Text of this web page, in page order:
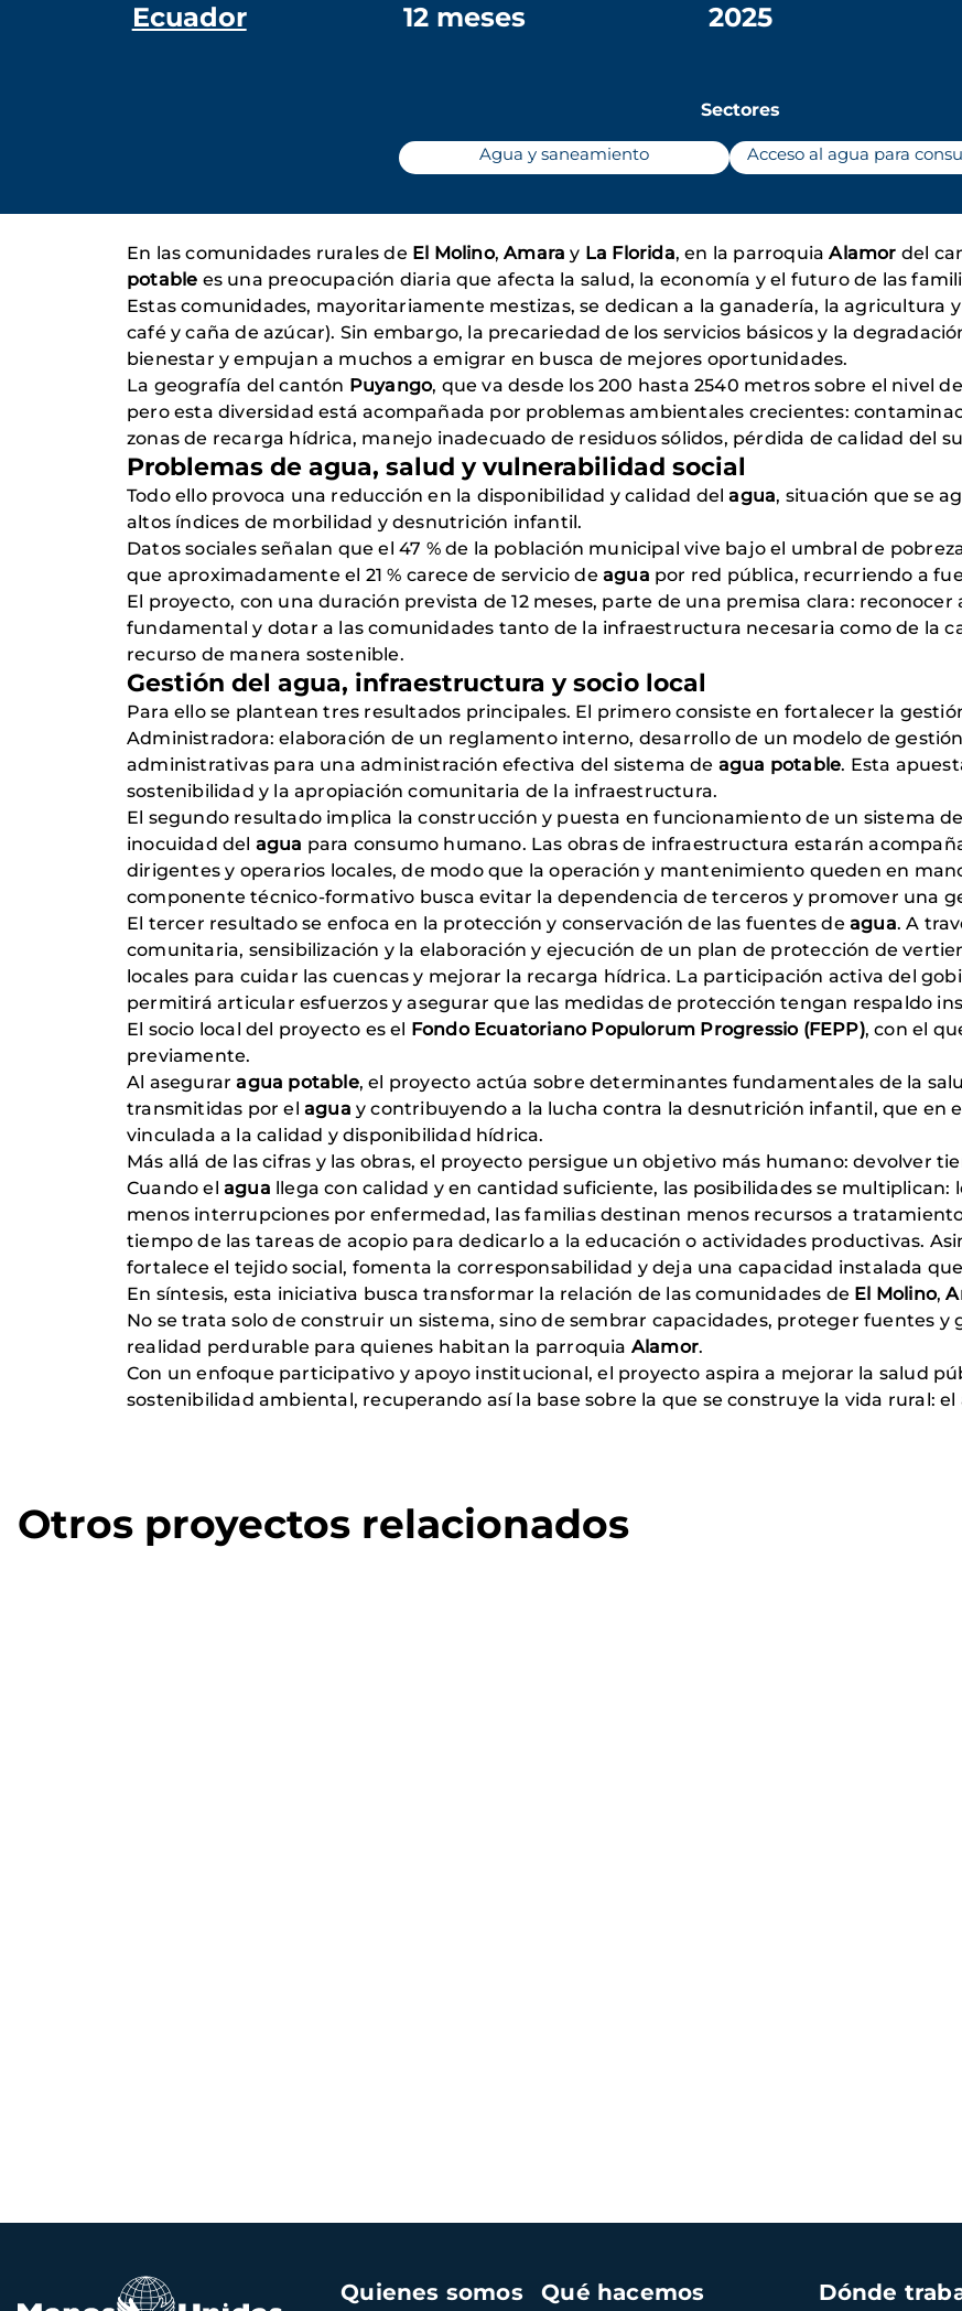
Ecuador 12 meses 2025
Sectores
Agua y saneamiento Acceso al agua para
En las comunidades rurales de El Molino,Amara y La Florida, en la parroquiaAlamor del
potable es una preocupación diaria que afecta la salud, la economía y el futuro de las
Estas comunidades, mayoritariamente mestizas, se dedican a la ganadería, la agricultura
café y caña de azúcar). Sin embargo, la precariedad de los servicios básicos y la
bienestar y empujan a muchos a emigrar en busca de mejores oportunidades.
La geografía del cantón Puyango, que va desde los 200 hasta 2540 metros sobre el nivel
pero esta diversidad está acompañada por problemas ambientales crecientes:
zonas de recarga hídrica, manejo inadecuado de residuos sólidos, pérdida de calidad del
Problemas de agua, salud y vulnerabilidad social
Todo ello provoca una reducción en la disponibilidad y calidad delagua, situación que se
altos índices de morbilidad y desnutrición infantil.
Datos sociales señalan que el 47 % de la población municipal vive bajo el umbral de
que aproximadamente el 21 % carece de servicio de agua por red pública, recurriendo a
El proyecto, con una duración prevista de 12 meses, parte de una premisa clara: reconocer
fundamental y dotar a las comunidades tanto de la infraestructura necesaria como de la
recurso de manera sostenible.
Gestión del agua, infraestructura y socio local
Para ello se plantean tres resultados principales. El primero consiste en fortalecer la
Administradora: elaboración de un reglamento interno, desarrollo de un modelo de
administrativas para una administración efectiva del sistema de agua potable. Esta
sostenibilidad y la apropiación comunitaria de la infraestructura.
El segundo resultado implica la construcción y puesta en funcionamiento de un sistema de
inocuidad del agua para consumo humano. Las obras de infraestructura estarán
dirigentes y operarios locales, de modo que la operación y mantenimiento queden en
componente técnico-formativo busca evitar la dependencia de terceros y promover una
El tercer resultado se enfoca en la protección y conservación de las fuentes de agua. A
comunitaria, sensibilización y la elaboración y ejecución de un plan de protección de
locales para cuidar las cuencas y mejorar la recarga hídrica. La participación activa del
permitirá articular esfuerzos y asegurar que las medidas de protección tengan respaldo
El socio local del proyecto es el Fondo Ecuatoriano Populorum Progressio (FEPP), con el
previamente.
Al aseguraragua potable, el proyecto actúa sobre determinantes fundamentales de la
transmitidas por el agua y contribuyendo a la lucha contra la desnutrición infantil, que en
vinculada a la calidad y disponibilidad hídrica.
Más allá de las cifras y las obras, el proyecto persigue un objetivo más humano: devolver
Cuando el agua llega con calidad y en cantidad suficiente, las posibilidades se multiplican:
menos interrupciones por enfermedad, las familias destinan menos recursos a
tiempo de las tareas de acopio para dedicarlo a la educación o actividades productivas.
fortalece el tejido social, fomenta la corresponsabilidad y deja una capacidad instalada
En síntesis, esta iniciativa busca transformar la relación de las comunidades de El Molino,
No se trata solo de construir un sistema, sino de sembrar capacidades, proteger fuentes y
realidad perdurable para quienes habitan la parroquia Alamor.
Con un enfoque participativo y apoyo institucional, el proyecto aspira a mejorar la salud
sostenibilidad ambiental, recuperando así la base sobre la que se construye la vida rural: el
Otros proyectos relacionados
Navegación
Quienes somos Qué hacemos Dónde